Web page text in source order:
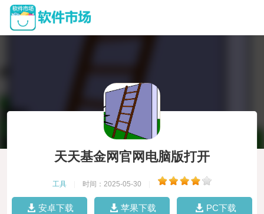
天天基金网官网电脑版打开
工具 时间：2025-05-30
安卓下载 苹果下载 PC下载